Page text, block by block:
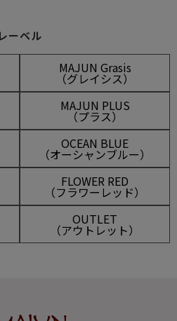
レーベル
MAJUN Grasis
（グレイシス）
MAJUN PLUS
（プラス）
OCEAN BLUE
（オーシャンブルー）
FLOWER RED
（フラワーレッド）
OUTLET
（アウトレット）